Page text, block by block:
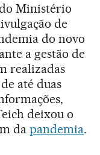
Ministério
de
do novo
a gestão de
realizadas
até duas
deixou o
dapandemia.